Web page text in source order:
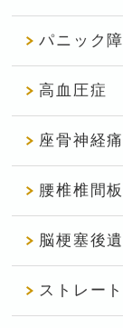
パニック
高血圧症
座骨神経痛
腰椎椎間
脳梗塞後
ストレー